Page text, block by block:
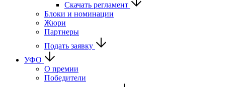
Скачать регламент
Блоки и номинации
Жюри
Партнеры
Подать заявку
УФО
О премии
Победители